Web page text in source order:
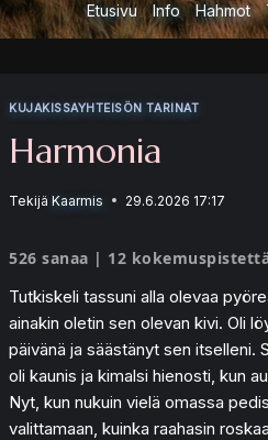
Etusivu Info Hahmot
KUJAKISSAYHTEISÖN TARINAT
Harmonia
Tekijä Kaarmis 29.6.2026 17:17
526 sanaa | 12
Tutkiskeli tassuni alla olevaa
ainakin oletin sen olevan kivi. Oli
päivänä ja säästänyt sen itselleni.
oli kaunis ja kimalsi hienosti, kun
Nyt, kun nukuin vielä omassa
valittamaan, kuinka raahasin